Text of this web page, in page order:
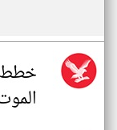
خطط